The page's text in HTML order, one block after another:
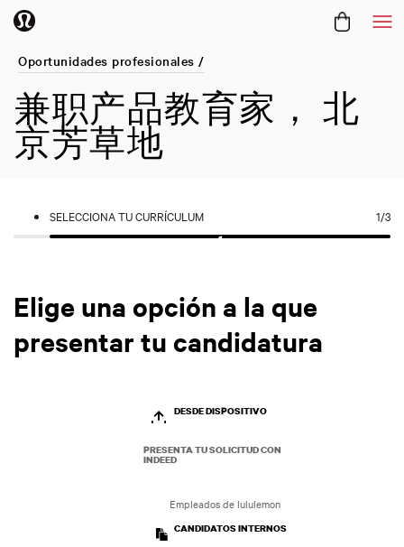
Oportunidades profesionales /
兼职产品教育家， 北
京芳草地
SELECCIONA TU CURRÍCULUM 1/3
Elige una opción a la que
presentar tu candidatura
DESDE DISPOSITIVO
PRESENTA TU SOLICITUD CON
INDEED
Empleados de lululemon
CANDIDATOS INTERNOS